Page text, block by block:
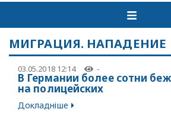
МИГРАЦИЯ. НАПАДЕНИЕ
03.05.2018 12:14 -
В Германии более сотни
на полицейских
Докладніше